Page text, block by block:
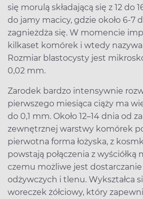
się morulą składającą się z 12 do
do jamy macicy, gdzie około 6-7
zagnieżdża się. W momencie
kilkaset komórek i wtedy
Rozmiar blastocysty jest
0,02 mm.
Zarodek bardzo intensywnie
pierwszego miesiąca ciąży ma
do 0,1 mm. Około 12–14 dnia od
zewnętrznej warstwy komórek
pierwotna forma łożyska, z
powstają połączenia z wyściółką
czemu możliwe jest dostarczanie
odżywczych i tlenu. Wykształca
woreczek żółciowy, który